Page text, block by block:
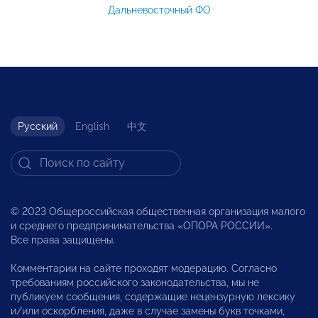
Дальневосточный ФО
Русский English 中文
© 2023 Общероссийская общественная организация малого
и среднего предпринимательства «ОПОРА РОССИИ».
Все права защищены.
Комментарии на сайте проходят модерацию. Согласно
требованиям российского законодательства, мы не
публикуем сообщения, содержащие нецензурную лексику
и/или оскорбления, даже в случае замены букв точками,